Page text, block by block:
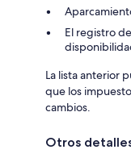
El registro
La lista anterior
que los
cambios.
Otros